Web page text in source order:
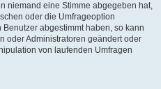
niemand eine Stimme abgegeben hat,
oder die Umfrageoption
abgestimmt haben, so kann
oder Administratoren geändert oder
von laufenden Umfragen